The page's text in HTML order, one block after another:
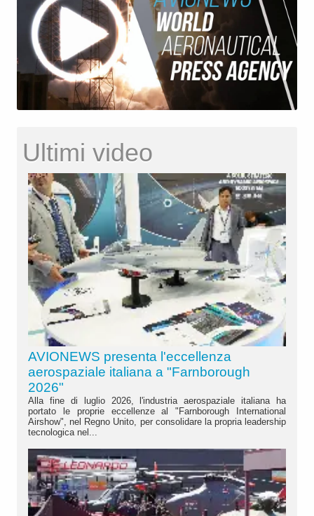
Ultimi video
AVIONEWS presenta l'eccellenza
aerospaziale italiana a "Farnborough
2026"
Alla fine di luglio 2026, l'industria aerospaziale italiana ha
portato le proprie eccellenze al "Farnborough International
Airshow", nel Regno Unito, per consolidare la propria leadership
tecnologica nel...